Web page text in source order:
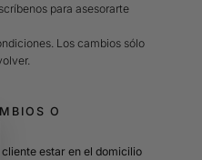
para asesorarte
Los cambios sólo
O
cliente estar en el domicilio